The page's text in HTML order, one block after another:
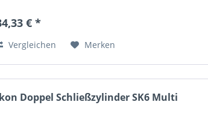
€ *
Vergleichen Merken
Doppel Schließzylinder SK6 Multi